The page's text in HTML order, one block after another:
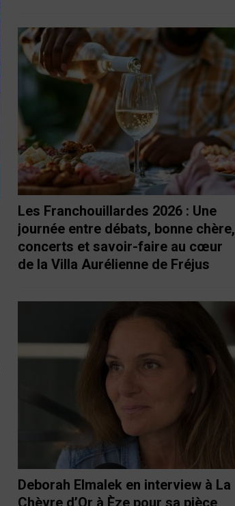
Les Franchouillardes 2026 : Une
journée entre débats, bonne chère,
concerts et savoir-faire au cœur
de la Villa Aurélienne de Fréjus
Deborah Elmalek en interview à La